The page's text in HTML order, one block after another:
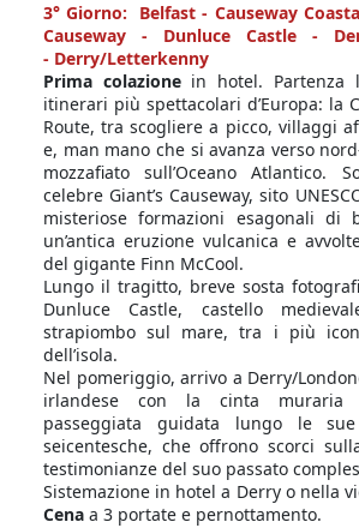
3° Giorno: Belfast - Causeway
Causeway - Dunluce Castle -
- Derry/Letterkenny
Prima colazione in hotel. Partenza
itinerari più spettacolari d’Europa: la
Route, tra scogliere a picco, villaggi
e, man mano che si avanza verso
mozzafiato sull’Oceano Atlantico.
celebre Giant’s Causeway, sito
misteriose formazioni esagonali di
un’antica eruzione vulcanica e
del gigante Finn McCool.
Lungo il tragitto, breve sosta
Dunluce Castle, castello
strapiombo sul mare, tra i più
dell’isola.
Nel pomeriggio, arrivo a Derry/
irlandese con la cinta muraria
passeggiata guidata lungo le
seicentesche, che offrono scorci
testimonianze del suo passato
Sistemazione in hotel a Derry o nella
Cena a 3 portate e pernottamento.